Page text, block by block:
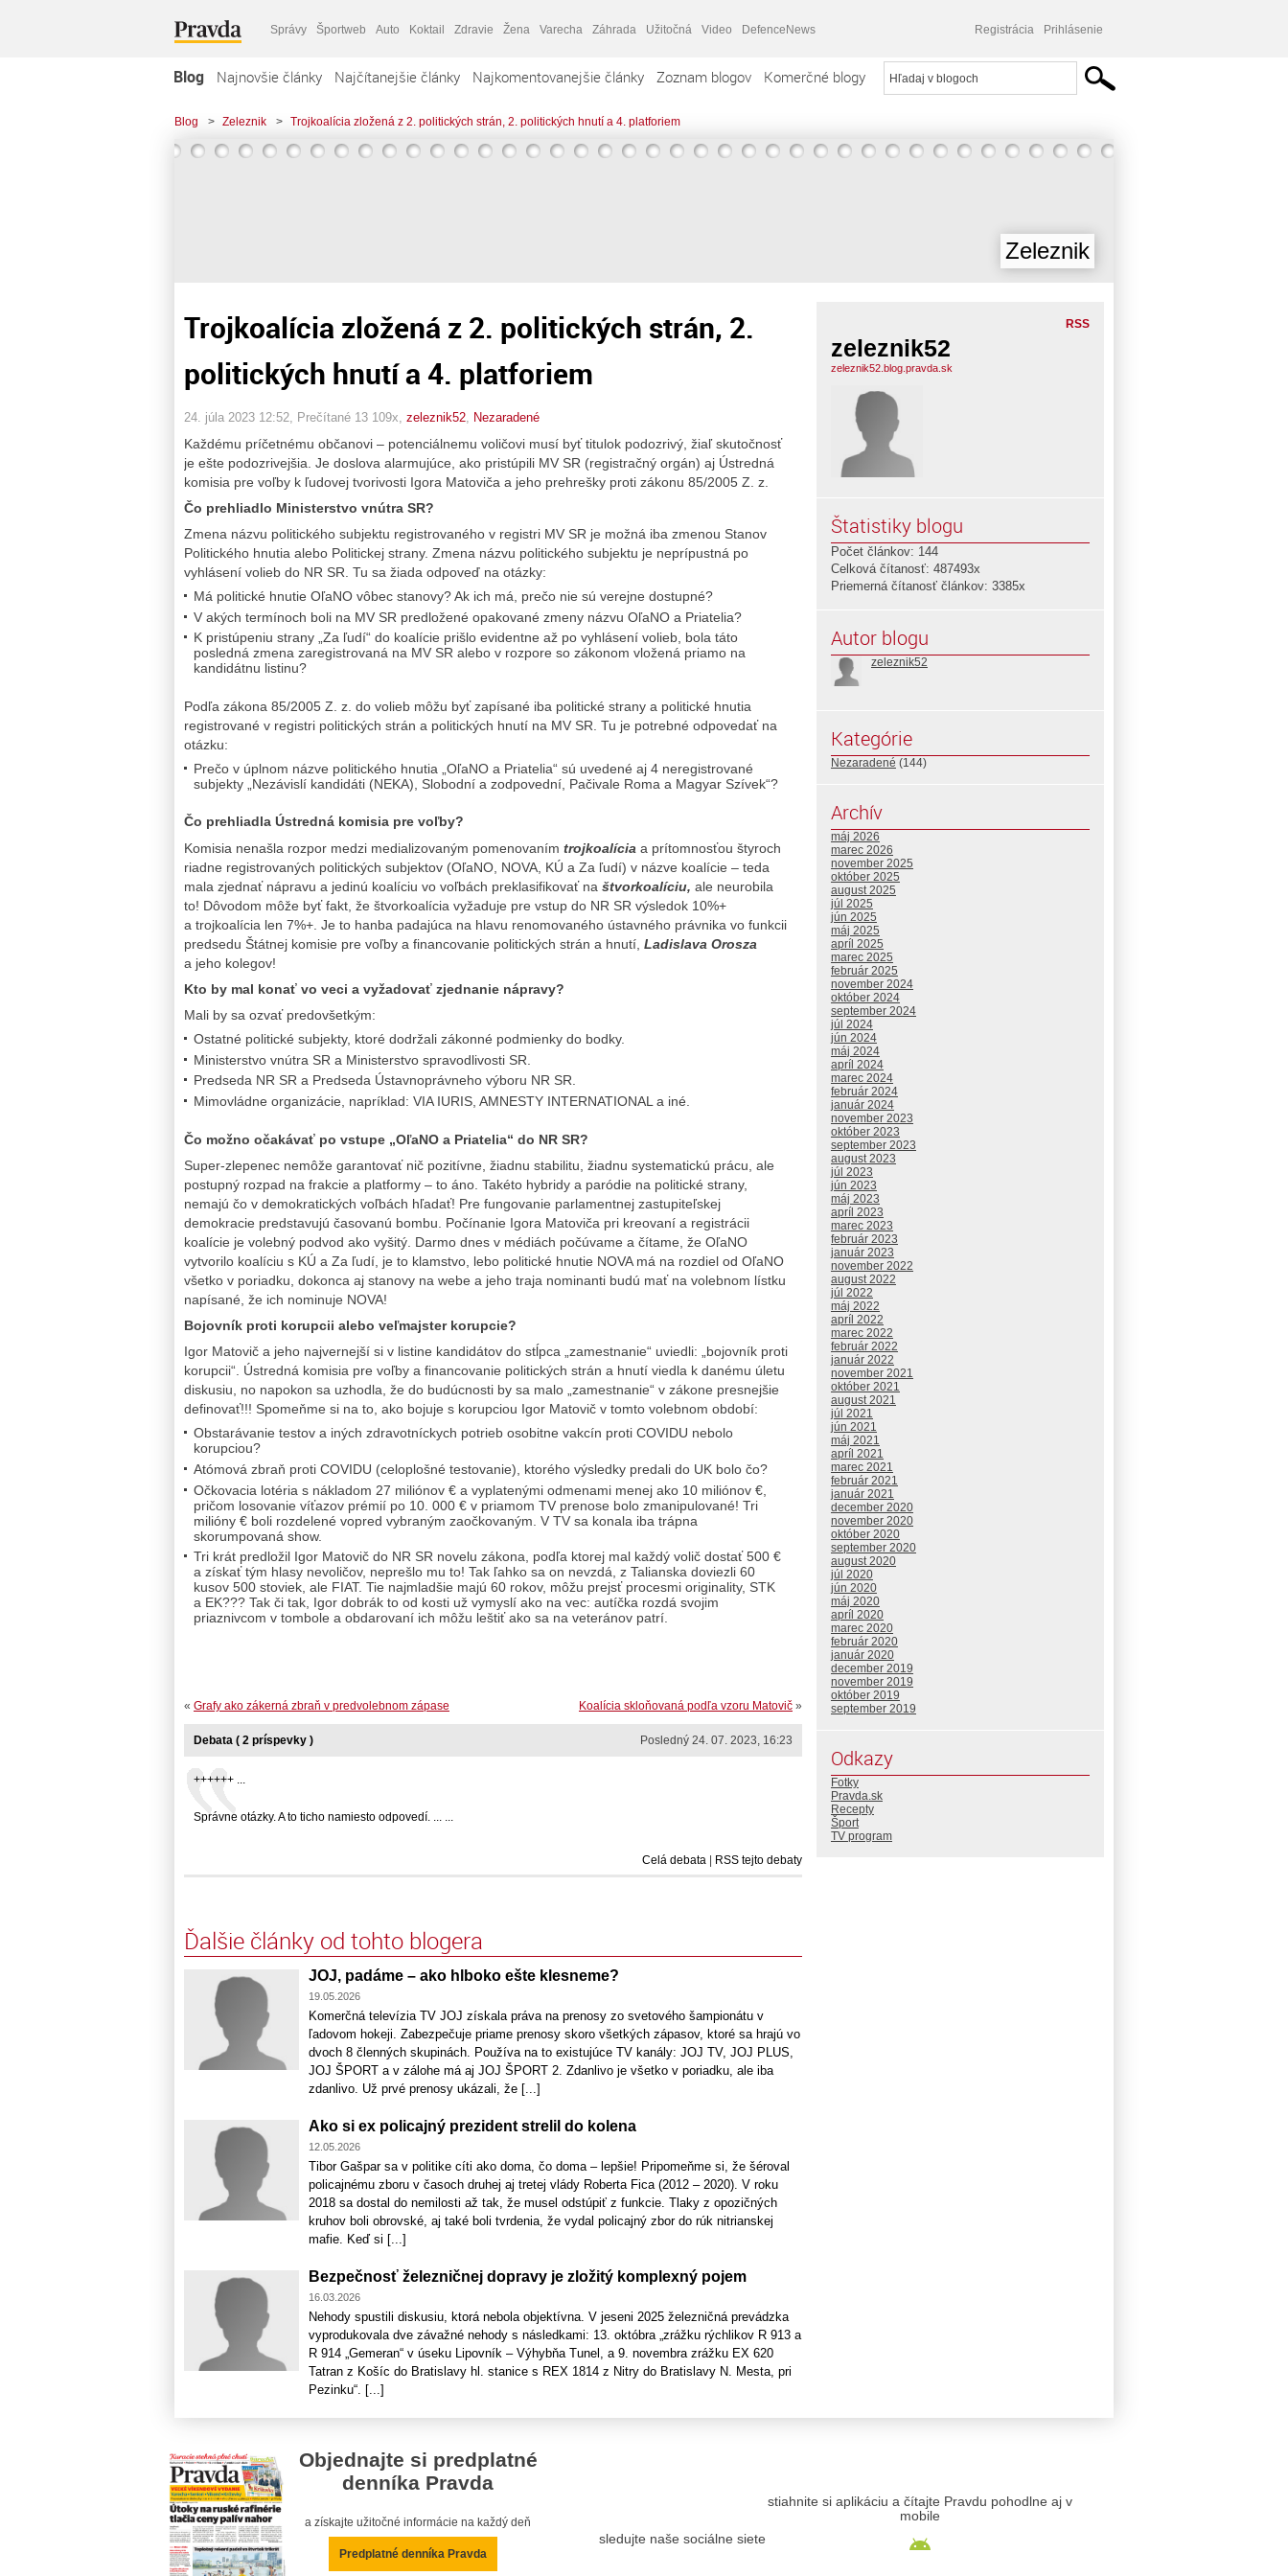
Správy Športweb Auto Koktail Zdravie Žena Varecha Záhrada Užitočná Video DefenceNews Registrácia Prihlásenie
Blog Najnovšie články Najčítanejšie články Najkomentovanejšie články Zoznam blogov Komerčné blogy
Blog > Zeleznik > Trojkoalícia zložená z 2. politických strán, 2. politických hnutí a 4. platforiem
Zeleznik
Trojkoalícia zložená z 2. politických strán, 2.
politických hnutí a 4. platforiem
24. júla 2023 12:52 , Prečítané 13 109x, zeleznik52 Nezaradené
Každému príčetnému občanovi – potenciálnemu voličovi musí byť titulok podozrivý, žiaľ skutočnosť
je ešte podozrivejšia. Je doslova alarmujúce, ako pristúpili MV SR (registračný orgán) aj Ústredná
komisia pre voľby k ľudovej tvorivosti Igora Matoviča a jeho prehrešky proti zákonu 85/2005 Z. z.
Čo prehliadlo Ministerstvo vnútra SR?
Zmena názvu politického subjektu registrovaného v registri MV SR je možná iba zmenou Stanov
Politického hnutia alebo Politickej strany. Zmena názvu politického subjektu je neprípustná po
vyhlásení volieb do NR SR. Tu sa žiada odpoveď na otázky:
Má politické hnutie OľaNO vôbec stanovy? Ak ich má, prečo nie sú verejne dostupné?
V akých termínoch boli na MV SR predložené opakované zmeny názvu OľaNO a Priatelia?
K pristúpeniu strany „Za ľudí“ do koalície prišlo evidentne až po vyhlásení volieb, bola táto
posledná zmena zaregistrovaná na MV SR alebo v rozpore so zákonom vložená priamo na
kandidátnu listinu?
Podľa zákona 85/2005 Z. z. do volieb môžu byť zapísané iba politické strany a politické hnutia
registrované v registri politických strán a politických hnutí na MV SR. Tu je potrebné odpovedať na
otázku:
Prečo v úplnom názve politického hnutia „OľaNO a Priatelia“ sú uvedené aj 4 neregistrované
subjekty „Nezávislí kandidáti (NEKA), Slobodní a zodpovední, Pačivale Roma a Magyar Szívek“?
Čo prehliadla Ústredná komisia pre voľby?
Komisia nenašla rozpor medzi medializovaným pomenovaním trojkoalícia a prítomnosťou štyroch
riadne registrovaných politických subjektov (OľaNO, NOVA, KÚ a Za ľudí) v názve koalície – teda
mala zjednať nápravu a jedinú koalíciu vo voľbách preklasifikovať na štvorkoalíciu, ale neurobila
to! Dôvodom môže byť fakt, že štvorkoalícia vyžaduje pre vstup do NR SR výsledok 10%+
a trojkoalícia len 7%+. Je to hanba padajúca na hlavu renomovaného ústavného právnika vo funkcii
predsedu Štátnej komisie pre voľby a financovanie politických strán a hnutí, Ladislava Orosza
a jeho kolegov!
Kto by mal konať vo veci a vyžadovať zjednanie nápravy?
Mali by sa ozvať predovšetkým:
Ostatné politické subjekty, ktoré dodržali zákonné podmienky do bodky.
Ministerstvo vnútra SR a Ministerstvo spravodlivosti SR.
Predseda NR SR a Predseda Ústavnoprávneho výboru NR SR.
Mimovládne organizácie, napríklad: VIA IURIS, AMNESTY INTERNATIONAL a iné.
Čo možno očakávať po vstupe „OľaNO a Priatelia“ do NR SR?
Super-zlepenec nemôže garantovať nič pozitívne, žiadnu stabilitu, žiadnu systematickú prácu, ale
postupný rozpad na frakcie a platformy – to áno. Takéto hybridy a paródie na politické strany,
nemajú čo v demokratických voľbách hľadať! Pre fungovanie parlamentnej zastupiteľskej
demokracie predstavujú časovanú bombu. Počínanie Igora Matoviča pri kreovaní a registrácii
koalície je volebný podvod ako vyšitý. Darmo dnes v médiách počúvame a čítame, že OľaNO
vytvorilo koalíciu s KÚ a Za ľudí, je to klamstvo, lebo politické hnutie NOVA má na rozdiel od OľaNO
všetko v poriadku, dokonca aj stanovy na webe a jeho traja nominanti budú mať na volebnom lístku
napísané, že ich nominuje NOVA!
Bojovník proti korupcii alebo veľmajster korupcie?
Igor Matovič a jeho najvernejší si v listine kandidátov do stĺpca „zamestnanie“ uviedli: „bojovník proti
korupcii“. Ústredná komisia pre voľby a financovanie politických strán a hnutí viedla k danému úletu
diskusiu, no napokon sa uzhodla, že do budúcnosti by sa malo „zamestnanie“ v zákone presnejšie
definovať!!! Spomeňme si na to, ako bojuje s korupciou Igor Matovič v tomto volebnom období:
Obstarávanie testov a iných zdravotníckych potrieb osobitne vakcín proti COVIDU nebolo
korupciou?
Atómová zbraň proti COVIDU (celoplošné testovanie), ktorého výsledky predali do UK bolo čo?
Očkovacia lotéria s nákladom 27 miliónov € a vyplatenými odmenami menej ako 10 miliónov €,
pričom losovanie víťazov prémií po 10. 000 € v priamom TV prenose bolo zmanipulované! Tri
milióny € boli rozdelené vopred vybraným zaočkovaným. V TV sa konala iba trápna
skorumpovaná show.
Tri krát predložil Igor Matovič do NR SR novelu zákona, podľa ktorej mal každý volič dostať 500 €
a získať tým hlasy nevoličov, neprešlo mu to! Tak ľahko sa on nevzdá, z Talianska doviezli 60
kusov 500 stoviek, ale FIAT. Tie najmladšie majú 60 rokov, môžu prejsť procesmi originality, STK
a EK??? Tak či tak, Igor dobrák to od kosti už vymyslí ako na vec: autíčka rozdá svojim
priaznivcom v tombole a obdarovaní ich môžu leštiť ako sa na veteránov patrí.
Koalícia skloňovaná podľa vzoru Matovič »
« Grafy ako zákerná zbraň v predvolebnom zápase
Posledný 24. 07. 2023, 16:23
Debata ( 2 príspevky )
++++++ ...
Správne otázky. A to ticho namiesto odpovedí. ... ...
Celá debata | RSS tejto debaty
Ďalšie články od tohto blogera
JOJ, padáme – ako hlboko ešte klesneme?
19.05.2026
Komerčná televízia TV JOJ získala práva na prenosy zo svetového šampionátu v
ľadovom hokeji. Zabezpečuje priame prenosy skoro všetkých zápasov, ktoré sa hrajú vo
dvoch 8 členných skupinách. Používa na to existujúce TV kanály: JOJ TV, JOJ PLUS,
JOJ ŠPORT a v zálohe má aj JOJ ŠPORT 2. Zdanlivo je všetko v poriadku, ale iba
zdanlivo. Už prvé prenosy ukázali, že [...]
Ako si ex policajný prezident strelil do kolena
12.05.2026
Tibor Gašpar sa v politike cíti ako doma, čo doma – lepšie! Pripomeňme si, že šéroval
policajnému zboru v časoch druhej aj tretej vlády Roberta Fica (2012 – 2020). V roku
2018 sa dostal do nemilosti až tak, že musel odstúpiť z funkcie. Tlaky z opozičných
kruhov boli obrovské, aj také boli tvrdenia, že vydal policajný zbor do rúk nitrianskej
mafie. Keď si [...]
Bezpečnosť železničnej dopravy je zložitý komplexný pojem
16.03.2026
Nehody spustili diskusiu, ktorá nebola objektívna. V jeseni 2025 železničná prevádzka
vyprodukovala dve závažné nehody s následkami: 13. októbra „zrážku rýchlikov R 913 a
R 914 „Gemeran“ v úseku Lipovník – Výhybňa Tunel, a 9. novembra zrážku EX 620
Tatran z Košíc do Bratislavy hl. stanice s REX 1814 z Nitry do Bratislavy N. Mesta, pri
Pezinku“. [...]
RSS
zeleznik52
zeleznik52.blog.pravda.sk
Štatistiky blogu
Počet článkov: 144
Celková čítanosť: 487493x
Priemerná čítanosť článkov: 3385x
Autor blogu
zeleznik52
Kategórie
Nezaradené (144)
Archív
máj 2026
marec 2026
november 2025
október 2025
august 2025
júl 2025
jún 2025
máj 2025
apríl 2025
marec 2025
február 2025
november 2024
október 2024
september 2024
júl 2024
jún 2024
máj 2024
apríl 2024
marec 2024
február 2024
január 2024
november 2023
október 2023
september 2023
august 2023
júl 2023
jún 2023
máj 2023
apríl 2023
marec 2023
február 2023
január 2023
november 2022
august 2022
júl 2022
máj 2022
apríl 2022
marec 2022
február 2022
január 2022
november 2021
október 2021
august 2021
júl 2021
jún 2021
máj 2021
apríl 2021
marec 2021
február 2021
január 2021
december 2020
november 2020
október 2020
september 2020
august 2020
júl 2020
jún 2020
máj 2020
apríl 2020
marec 2020
február 2020
január 2020
december 2019
november 2019
október 2019
september 2019
Odkazy
Fotky
Pravda.sk
Recepty
Šport
TV program
Objednajte si predplatné
denníka Pravda
a získajte užitočné informácie na každý deň
Predplatné denníka Pravda
sledujte naše sociálne siete
stiahnite si aplikáciu a čítajte Pravdu pohodlne aj v
mobile